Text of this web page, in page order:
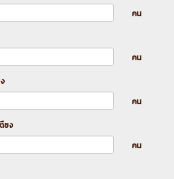
คน
คน
คน
ยง
คน